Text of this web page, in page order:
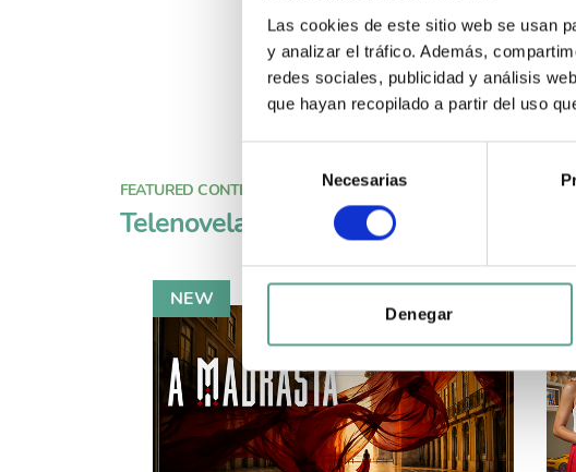
Las cookies de este sitio web se usan
y analizar el tráfico. Además,
redes sociales, publicidad y análisis
que hayan recopilado a partir del uso
e
e
i
n
e
c
o
Necesarias
Denegar
FEATURED CONTENT ON
Telenovelas